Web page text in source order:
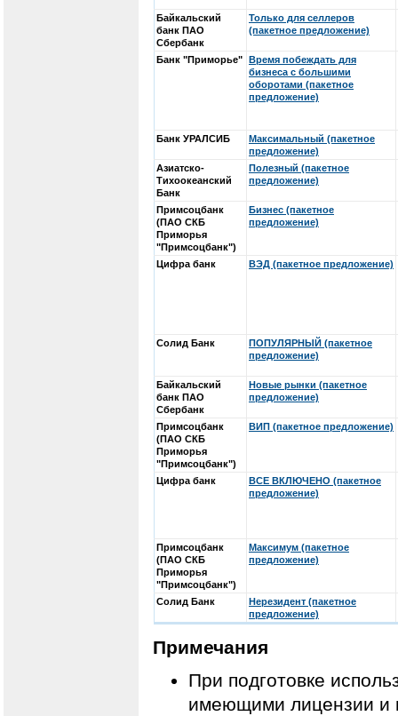
Байкальский
банк ПАО
Сбербанк
Только для селлеров
(пакетное предложение)
Банк "Приморье" Время побеждать для
бизнеса с большими
оборотами (пакетное
предложение)
Банк УРАЛСИБ
Максимальный (пакетное
предложение)
Азиатско-
Тихоокеанский
Банк
Полезный (пакетное
предложение)
Примсоцбанк
(ПАО СКБ
Приморья
"Примсоцбанк")
Бизнес (пакетное
предложение)
Цифра банк ВЭД (пакетное предложение)
Солид Банк
ПОПУЛЯРНЫЙ (пакетное
предложение)
Байкальский
банк ПАО
Сбербанк
Новые рынки (пакетное
предложение)
Примсоцбанк
(ПАО СКБ
Приморья
"Примсоцбанк")
ВИП (пакетное предложение)
Цифра банк
ВСЕ ВКЛЮЧЕНО (пакетное
предложение)
Примсоцбанк
(ПАО СКБ
Приморья
"Примсоцбанк")
Максимум (пакетное
предложение)
Солид Банк
Нерезидент (пакетное
предложение)
Примечания
При подготовке
имеющими лицензии и